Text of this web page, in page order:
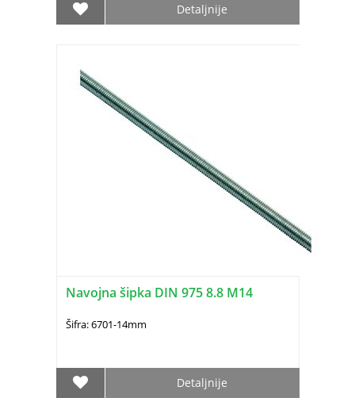
Detaljnije
Navojna šipka DIN 975 8.8 M14
Šifra: 6701-14mm
Detaljnije